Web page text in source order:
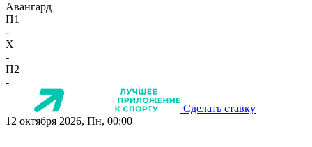
Авангард
П1
-
X
-
П2
-
Сделать ставку
12 октября 2026, Пн, 00:00